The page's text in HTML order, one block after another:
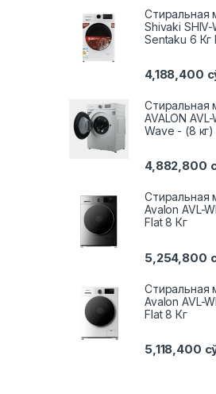
Стиральная
Shivaki SHIV-
Sentaku 6 Кг
4,188,400
Стиральная
AVALON
Wave - (8 кг)
4,882,800
Стиральная
Avalon AVL-
Flat 8 Кг
5,254,800
Стиральная
Avalon AVL-
Flat 8 Кг
5,118,400